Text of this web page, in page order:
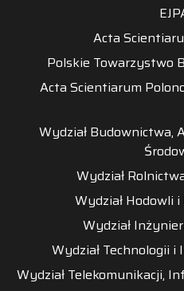
Acta
Polskie Towarzystwo
Acta Scientiarum
Wydział
Wydział
Wydział Hodowli
Wydział
Wydział Technologii
Wydział Telekomunikacji,